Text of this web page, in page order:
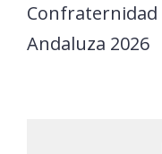
Confraternidad
Andaluza 2026